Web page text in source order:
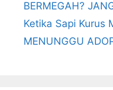
BERMEGAH?
Ketika Sapi Kurus
MENUNGGU